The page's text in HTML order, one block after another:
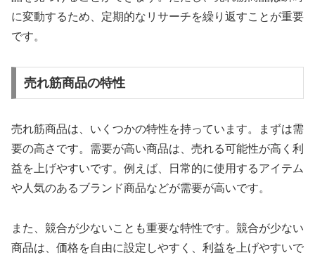
に変動するため、定期的なリサーチを繰り返すことが重要
です。
売れ筋商品の特性
売れ筋商品は、いくつかの特性を持っています。まずは需
要の高さです。需要が高い商品は、売れる可能性が高く利
益を上げやすいです。例えば、日常的に使用するアイテム
や人気のあるブランド商品などが需要が高いです。
また、競合が少ないことも重要な特性です。競合が少ない
商品は、価格を自由に設定しやすく、利益を上げやすいで